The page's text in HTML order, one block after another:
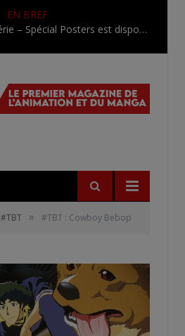
EN BREF
L’AnimeLand Hors-Série – Spécial Posters est disponible !
#TBT » #TBT : Cowboy Bebop